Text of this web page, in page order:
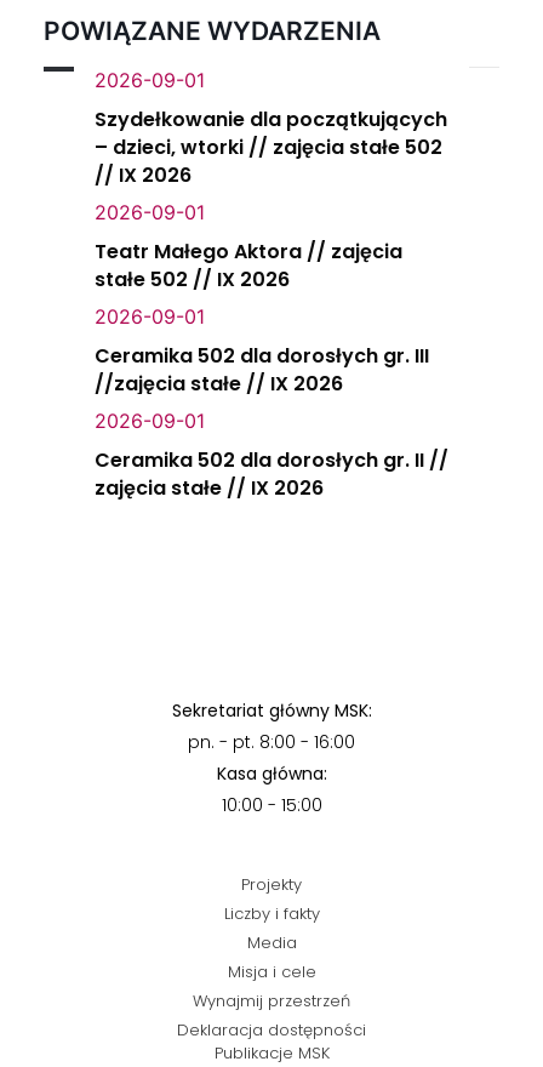
POWIĄZANE WYDARZENIA
2026-09-01
Szydełkowanie dla początkujących
– dzieci, wtorki // zajęcia stałe 502
// IX 2026
2026-09-01
Teatr Małego Aktora // zajęcia
stałe 502 // IX 2026
2026-09-01
Ceramika 502 dla dorosłych gr. III
//zajęcia stałe // IX 2026
2026-09-01
Ceramika 502 dla dorosłych gr. II //
zajęcia stałe // IX 2026
Sekretariat główny MSK:
pn. - pt. 8:00 - 16:00
Kasa główna:
10:00 - 15:00
Projekty
Liczby i fakty
Media
Misja i cele
Wynajmij przestrzeń
Deklaracja dostępności
Publikacje MSK